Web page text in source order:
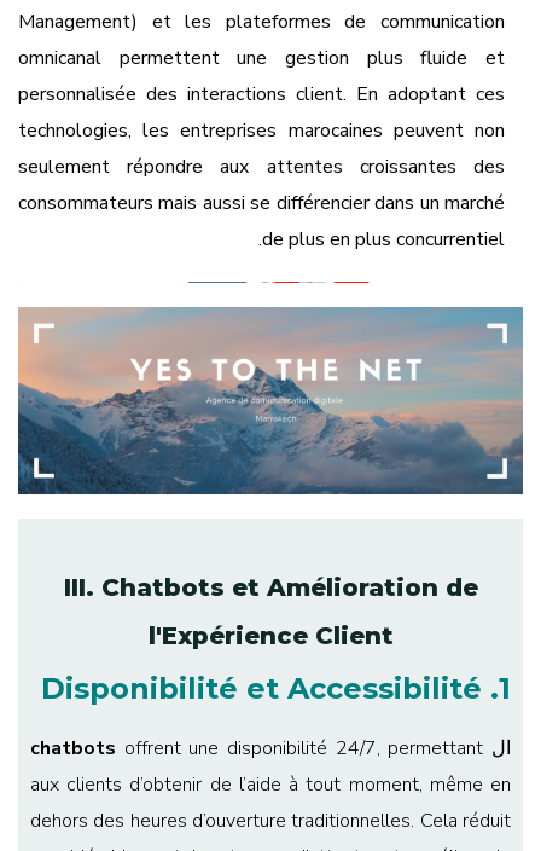
Management) et les plateformes de communication
omnicanal permettent une gestion plus fluide et
personnalisée des interactions client. En adoptant ces
technologies, les entreprises marocaines peuvent non
seulement répondre aux attentes croissantes des
consommateurs mais aussi se différencier dans un marché
de plus en plus concurrentiel.
III. Chatbots et Amélioration de
l'Expérience Client
1. Disponibilité et Accessibilité
ال chatbots offrent une disponibilité 24/7, permettant
aux clients d’obtenir de l’aide à tout moment, même en
dehors des heures d’ouverture traditionnelles. Cela réduit